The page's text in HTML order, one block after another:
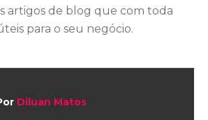
artigos de blog que com toda
para o seu negócio.
Diluan Matos